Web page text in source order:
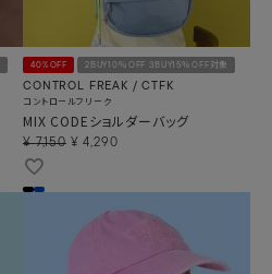
40%OFF 2BUY10％OFF 3BUY15％OFF対象
CONTROL FREAK / CTFK
コントロールフリーク
MIX CODEショルダーバッグ
¥ 7,150 ¥ 4,290